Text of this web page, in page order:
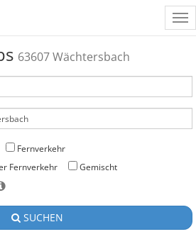
63607 Wächtersbach
Fernverkehr
Fernverkehr
Gemischt
SUCHEN